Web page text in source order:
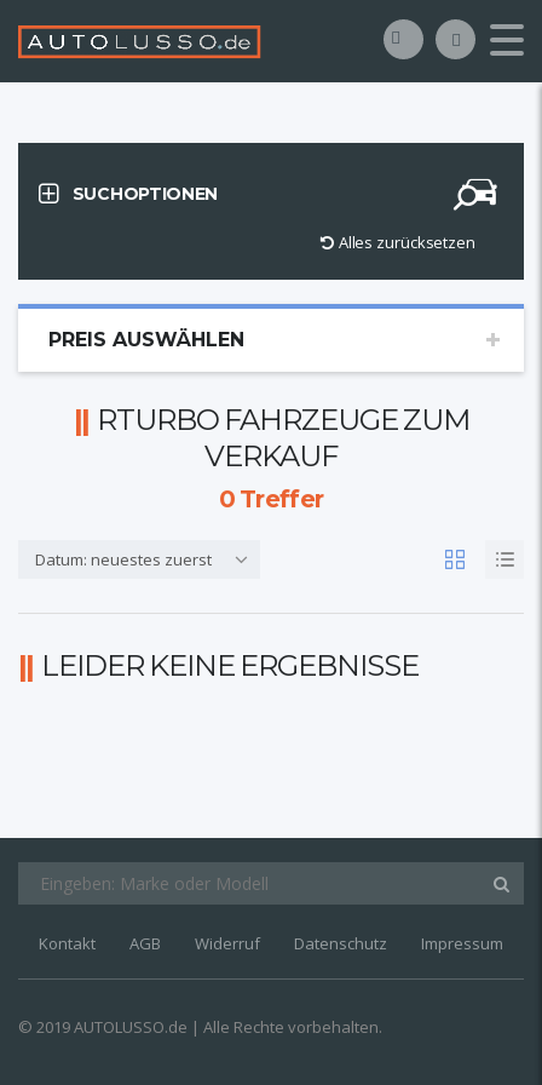
SUCHOPTIONEN
Alles zurücksetzen
PREIS AUSWÄHLEN
RTURBO FAHRZEUGE ZUM
VERKAUF
0Treffer
Datum: neuestes zuerst
LEIDER KEINE ERGEBNISSE
Kontakt AGB Widerruf Datenschutz Impressum
© 2019 AUTOLUSSO.de | Alle Rechte vorbehalten.